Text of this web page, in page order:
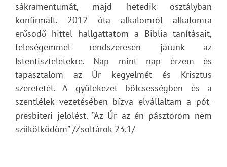
sákramentumát, majd hetedik osztályban
konfirmált. 2012 óta alkalomról alkalomra
erősödő hittel hallgattatom a Biblia tanításait,
feleségemmel rendszeresen járunk az
Istentiszteletekre. Nap mint nap érzem és
tapasztalom az Úr kegyelmét és Krisztus
szeretetét. A gyülekezet bölcsességben és a
szentlélek vezetésében bízva elvállaltam a pót-
presbiteri jelölést. ”Az Úr az én pásztorom nem
szűkölködöm” /Zsoltárok 23,1/